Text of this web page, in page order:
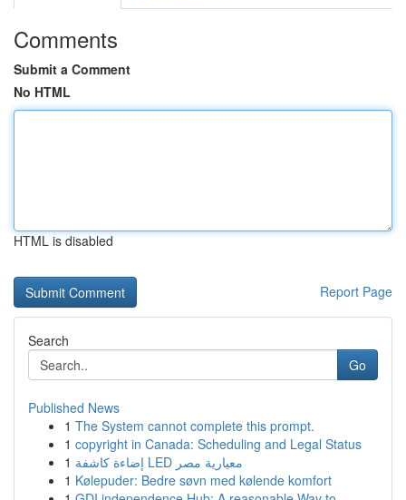
Comments
Submit a Comment
No HTML
HTML is disabled
Report Page
Search
Go
Published News
1 The System cannot complete this prompt.
1 copyright in Canada: Scheduling and Legal Status
1
إضاءة كاشفة LED معيارية مصر
1 Kølepuder: Bedre søvn med kølende komfort